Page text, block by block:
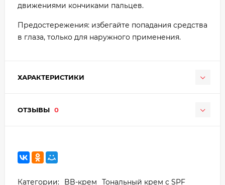
движениями кончиками пальцев.
Предостережения: избегайте попадания средства
в глаза, только для наружного применения.
ХАРАКТЕРИСТИКИ
ОТЗЫВЫ 0
Категории: BB-крем Тональный крем с SPF